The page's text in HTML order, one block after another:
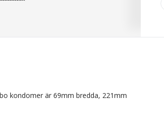
kondomer är 69mm bredda, 221mm